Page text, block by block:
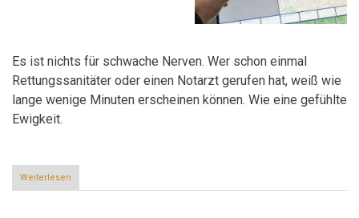
Es ist nichts für schwache Nerven. Wer schon einmal
Rettungssanitäter oder einen Notarzt gerufen hat, weiß wie
lange wenige Minuten erscheinen können. Wie eine gefühlte
Ewigkeit.
Weiterlesen
Auf